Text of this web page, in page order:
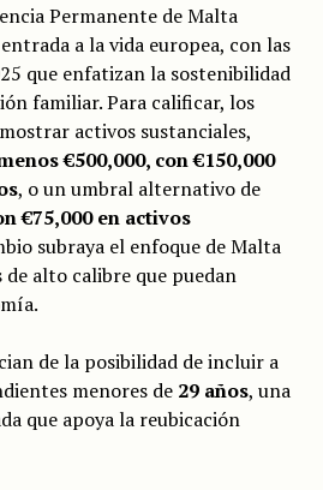
Permanente de Malta
a la vida europea, con las
que enfatizan la sostenibilidad
familiar. Para calificar, los
activos sustanciales,
€500,000, con €150,000
, o un umbral alternativo de
€75,000 en activos
subraya el enfoque de Malta
alto calibre que puedan
de la posibilidad de incluir a
menores de 29 años, una
que apoya la reubicación